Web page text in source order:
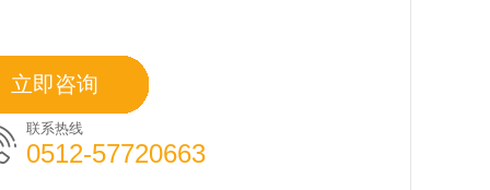
立即咨询
联系热线
0512-57720663